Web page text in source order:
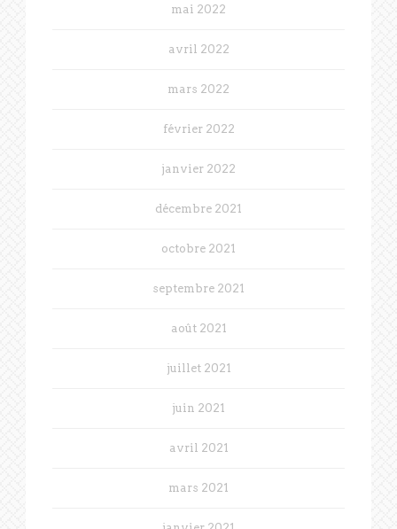
mai 2022
avril 2022
mars 2022
février 2022
janvier 2022
décembre 2021
octobre 2021
septembre 2021
août 2021
juillet 2021
juin 2021
avril 2021
mars 2021